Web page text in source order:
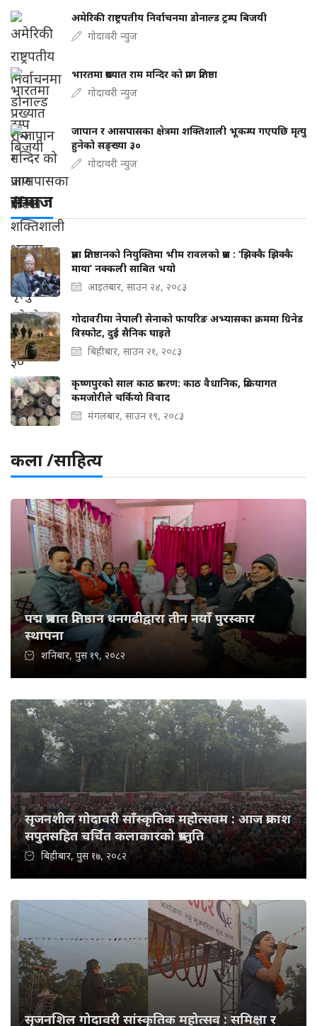
अमेरिकी राष्ट्रपतीय निर्वाचनमा डोनाल्ड ट्रम्प बिजयी
गोदावरी न्युज
भारतमा प्रख्यात राम मन्दिर को प्राण प्रतिष्ठा
गोदावरी न्युज
जापान र आसपासका क्षेत्रमा शक्तिशाली भूकम्प गएपछि मृत्यु
हुनेको सङ्ख्या ३०
गोदावरी न्युज
समाज
प्रज्ञा प्रतिष्ठानको नियुक्तिमा भीम रावलको प्रश्न : ‘झिक्कै झिक्कै
माया’ नक्कली साबित भयो
आइतबार, साउन २४, २०८३
गोदावरीमा नेपाली सेनाको फायरिङ अभ्यासका क्रममा ग्रिनेड
विस्फोट, दुई सैनिक घाइते
बिहीबार, साउन २१, २०८३
कृष्णपुरको साल काठ प्रकरण: काठ वैधानिक, प्रक्रियागत
कमजोरीले चर्कियो विवाद
मंगलबार, साउन १९, २०८३
कला /साहित्य
पद्म प्रभात प्रतिष्ठान धनगढीद्वारा तीन नयाँ पुरस्कार
स्थापना
शनिबार, पुस १९, २०८२
सृजनशील गोदावरी साँस्कृतिक महोत्सवम : आज प्रकाश
सपुतसहित चर्चित कलाकारको प्रस्तुति
बिहीबार, पुस १७, २०८२
सृजनशिल गोदावरी सांस्कृतिक महोत्सव : समिक्षा र